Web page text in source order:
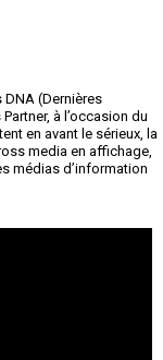
DNA (Dernières
à l’occasion du
en avant le sérieux, la
media en affichage,
médias d’information